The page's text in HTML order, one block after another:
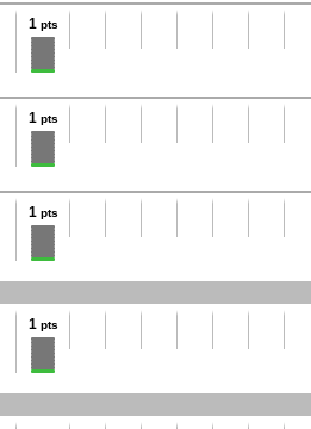
1 pts
1 pts
1 pts
1 pts